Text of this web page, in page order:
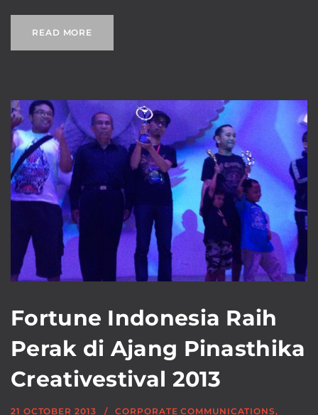
READ MORE
Fortune Indonesia Raih
Perak di Ajang Pinasthika
Creativestival 2013
21 OCTOBER 2013 CORPORATE COMMUNICATIONS,